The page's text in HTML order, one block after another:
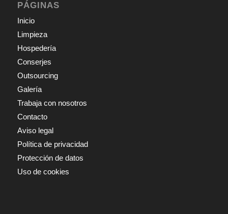
PÁGINAS
Inicio
Limpieza
Hospedería
Conserjes
Outsourcing
Galería
Trabaja con nosotros
Contacto
Aviso legal
Política de privacidad
Protección de datos
Uso de cookies